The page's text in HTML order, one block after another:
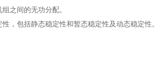
之间的无功分配。
包括静态稳定性和暂态稳定性及动态稳定性。